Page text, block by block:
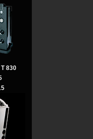
830